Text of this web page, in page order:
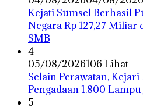
Kejati Sumsel Berhasil
Negara Rp 127,27 Miliar
SMB
4
05/08/2026106 Lihat
Selain Perawatan,
Pengadaan 1.800
5